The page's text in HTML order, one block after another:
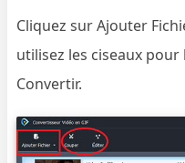
Cliquez sur Ajouter
utilisez les ciseaux
Convertir.